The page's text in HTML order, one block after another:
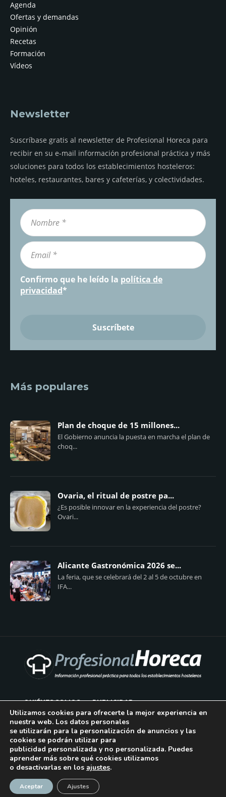
Agenda
Ofertas y demandas
Opinión
Recetas
Formación
Vídeos
Newsletter
Suscríbase gratis al newsletter de Profesional Horeca para
recibir en su e-mail información profesional práctica y más
soluciones para todos los establecimientos hosteleros:
hoteles, restaurantes, bares y cafeterías, y colectividades.
Confirmo que he leído la política de
privacidad*
Más populares
Plan de choque de 15 millones...
El Gobierno anuncia la puesta en marcha el plan de
choq...
Ovaria, el ritual de postre pa...
¿Es posible innovar en la experiencia del postre?
Ovari...
Alicante Gastronómica 2026 se...
La feria, que se celebrará del 2 al 5 de octubre en
IFA...
QUIÉNES SOMOS PUBLICIDAD
AVISO LEGAL
POLÍTICA DE COOKIES
POLÍTICA DE PRIVACIDAD
CONTACTO
¡Suscríbase!
Utilizamos cookies para ofrecerte la mejor experiencia en
nuestra web. Los datos personales
se utilizarán para la personalización de anuncios y las
cookies se podrán utilizar para
publicidad personalizada y no personalizada. Puedes
aprender más sobre qué cookies utilizamos
o desactivarlas en los ajustes.
Aceptar Ajustes